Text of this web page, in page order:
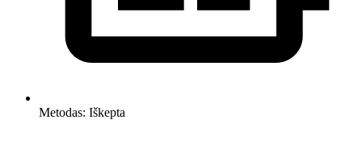
Metodas: Iškepta